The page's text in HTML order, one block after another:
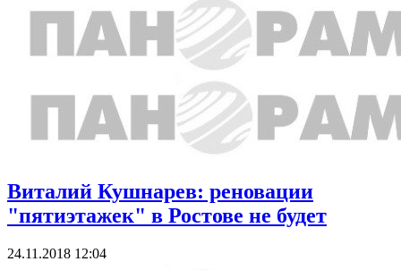
Виталий Кушнарев: реновации
"пятиэтажек" в Ростове не будет
24.11.2018 12:04